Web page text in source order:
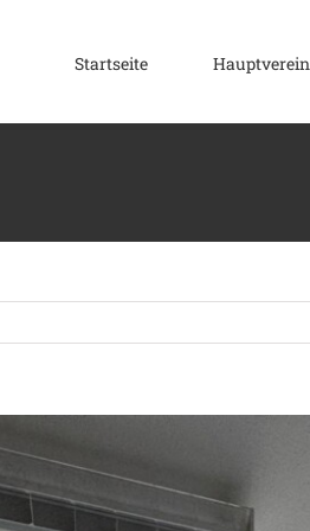
Startseite Hauptverein